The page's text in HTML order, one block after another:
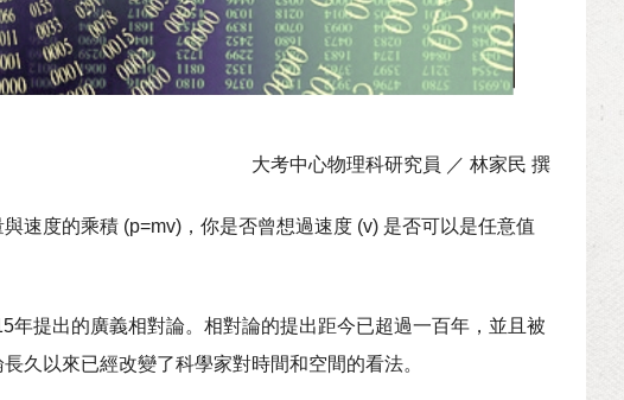
大考中心物理科研究員 ／ 林家民 撰
速度的乘積 (p=mv)，你是否曾想過速度 (v) 是否可以是任意值
提出的廣義相對論。相對論的提出距今已超過一百年，並且被
久以來已經改變了科學家對時間和空間的看法。